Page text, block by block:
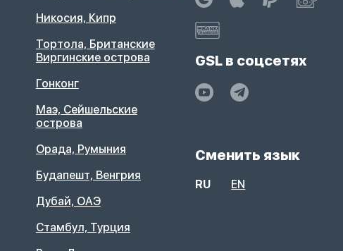
Никосия, Кипр
Тортола, Британские
Виргинские острова
Гонконг
Маэ, Сейшельские
острова
Орада, Румыния
Будапешт, Венгрия
Дубай, ОАЭ
Стамбул, Турция
GSL в соцсетях
Сменить язык
RU EN